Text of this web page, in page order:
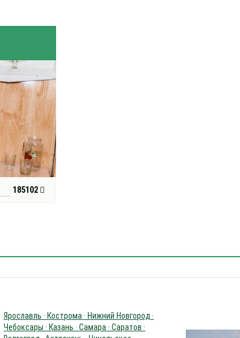
185102
Ярославль · Кострома · Нижний Новгород ·
Чебоксары · Казань · Самара · Саратов ·